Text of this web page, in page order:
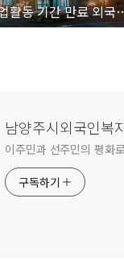
취업활동 기간 만료
남양주시외국인복
이주민과 선주민의 평화
구독하기